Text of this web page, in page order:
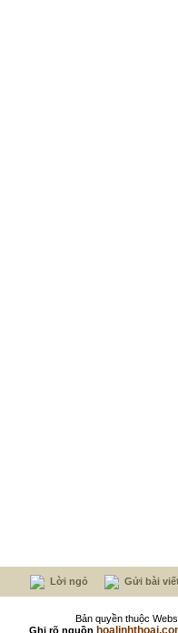
Lời ngỏ Gửi bài
Bản quyền thuộc
Ghi rõ nguồn